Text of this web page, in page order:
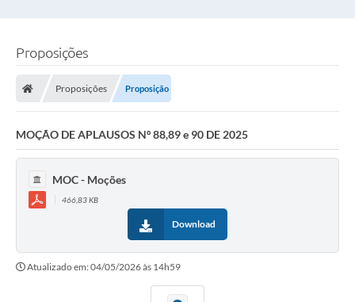
Proposições
Proposições Proposição
MOÇÃO DE APLAUSOS Nº 88,89 e 90 DE 2025
MOC - Moções
466,83 KB
Download
Atualizado em: 04/05/2026 às 14h59